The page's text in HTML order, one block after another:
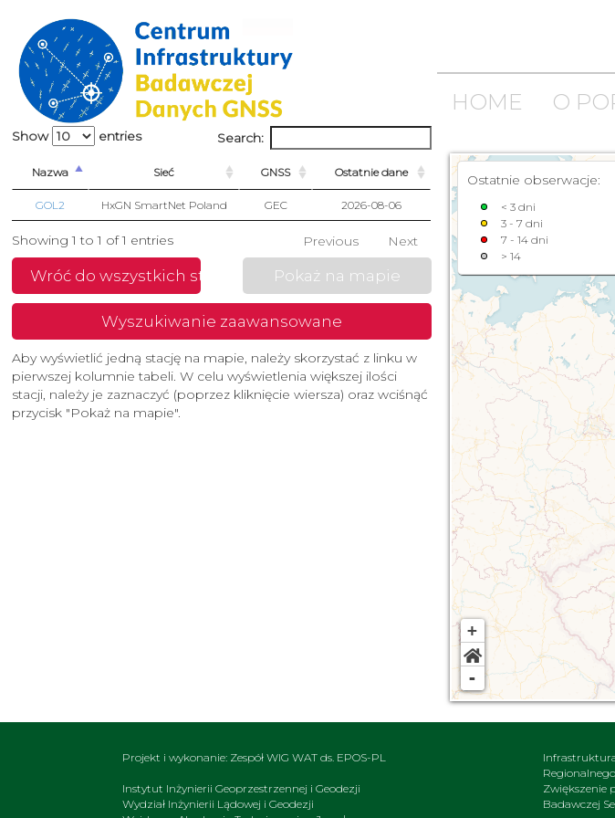
HOME O
Show entries Search:
Nazwa Sieć GNSS Ostatnie dane
GOL2 HxGN SmartNet Poland GEC 2026-08-06
Showing 1 to 1 of 1 entries Previous Next
Wróć do wszystkich stacji Pokaż na mapie
Wyszukiwanie zaawansowane
Aby wyświetlić jedną stację na mapie, należy skorzystać z linku w
pierwszej kolumnie tabeli. W celu wyświetlenia większej ilości
stacji, należy je zaznaczyć (poprzez kliknięcie wiersza) oraz wciśnąć
przycisk "Pokaż na mapie".
Ostatnie obserwacje:
< 3 dni
3 - 7 dni
7 - 14 dni
> 14
+
-
Projekt i wykonanie: Zespół WIG WAT ds. EPOS-PL
Instytut Inżynierii Geoprzestrzennej i Geodezji
Wydział Inżynierii Lądowej i Geodezji
Zwiększenie
Badawczej